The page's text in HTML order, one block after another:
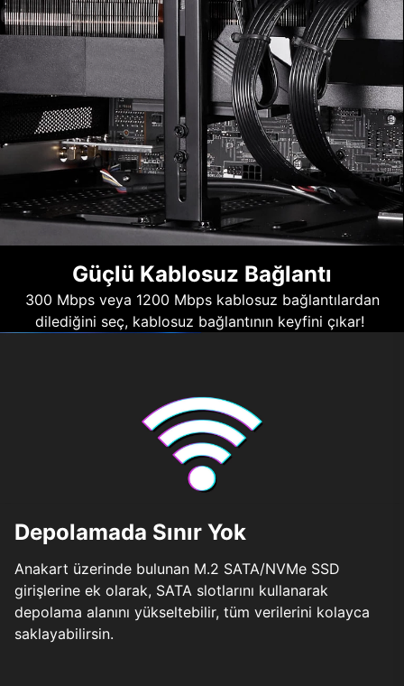
Güçlü Kablosuz Bağlantı
300 Mbps veya 1200 Mbps kablosuz bağlantılardan
dilediğini seç, kablosuz bağlantının keyfini çıkar!
Depolamada Sınır Yok
Anakart üzerinde bulunan M.2 SATA/NVMe SSD
girişlerine ek olarak, SATA slotlarını kullanarak
depolama alanını yükseltebilir, tüm verilerini kolayca
saklayabilirsin.